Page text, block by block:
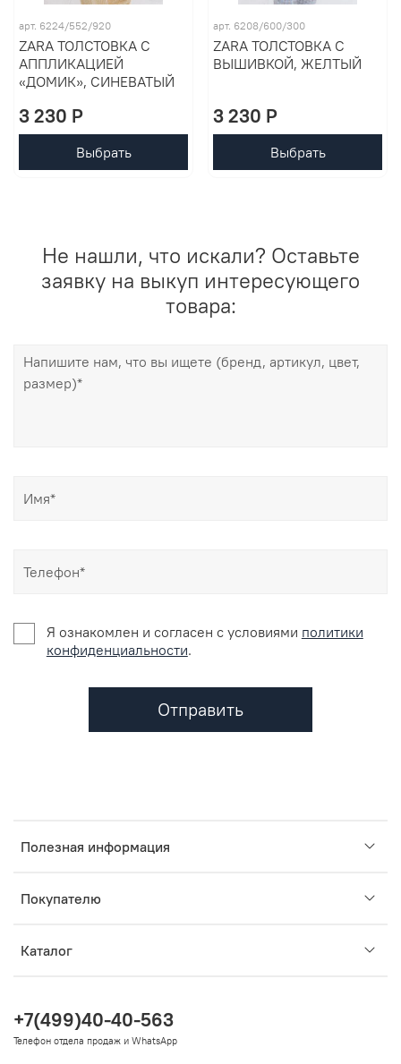
арт. 6224/552/920
ZARA ТОЛСТОВКА С
АППЛИКАЦИЕЙ
«ДОМИК», СИНЕВАТЫЙ
3 230 P
Выбрать
арт. 6208/600/300
ZARA ТОЛСТОВКА С
ВЫШИВКОЙ, ЖЕЛТЫЙ
3 230 P
Выбрать
Не нашли, что искали? Оставьте
заявку на выкуп интересующего
товара:
Я ознакомлен и согласен c условиями политики
конфиденциальности.
Отправить
Полезная информация
Покупателю
Каталог
+7(499)40-40-563
Телефон отдела продаж и WhatsApp